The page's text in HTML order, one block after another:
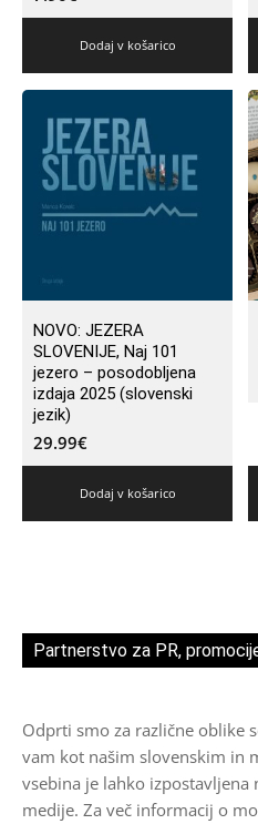
Dodaj v košarico
NOVO: JEZERA
SLOVENIJE, Naj 101
jezero – posodobljena
izdaja 2025 (slovenski
jezik)
29.99€
Dodaj v košarico
Partnerstvo za PR,
Odprti smo za različne oblike
vam kot našim slovenskim in
vsebina je lahko izpostavljena
medije. Za več informacij o